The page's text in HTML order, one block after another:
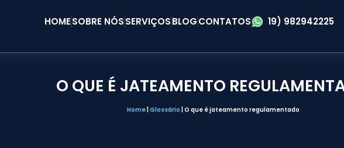
HOMESOBRE NÓSSERVIÇOSBLOGCONTATOS 19) 982942225
O QUE É JATEAMENTO
Home| Glossário O que é jateamento regulamentado